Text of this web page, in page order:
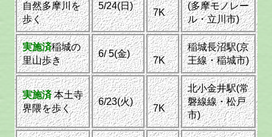
自然多摩川を
歩く
5/24(日)
7K
(多摩モノレー
ル・立川市)
実施済稲城の
里山歩き
6/ 5(金)
7K
稲城長沼駅(京
王線・稲城市)
実施済本土寺
界隈を歩く
6/23(火)
7K
北小金井駅(常
磐線線・松戸
市)